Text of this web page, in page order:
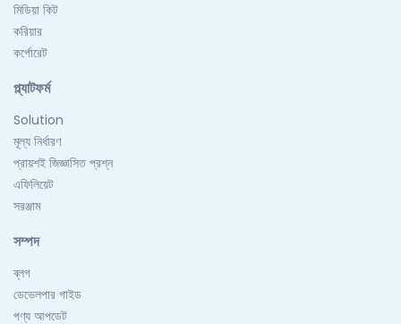
মিডিয়া কিট
করিয়ার
কর্পোরেট
প্ল্যাটফর্ম
Solution
মূল্য নির্ধারণ
প্রায়শই জিজ্ঞাসিত প্রশ্ন
এফিলিয়েট
সরঞ্জাম
সম্পদ
ব্লগ
ডেভেলপার গাইড
পণ্য আপডেট